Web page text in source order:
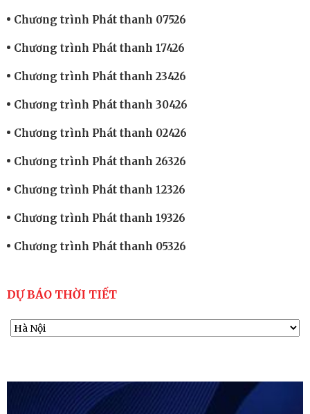
Chương trình Phát thanh 07526
Chương trình Phát thanh 17426
Chương trình Phát thanh 23426
Chương trình Phát thanh 30426
Chương trình Phát thanh 02426
Chương trình Phát thanh 26326
Chương trình Phát thanh 12326
Chương trình Phát thanh 19326
Chương trình Phát thanh 05326
DỰ BÁO THỜI TIẾT